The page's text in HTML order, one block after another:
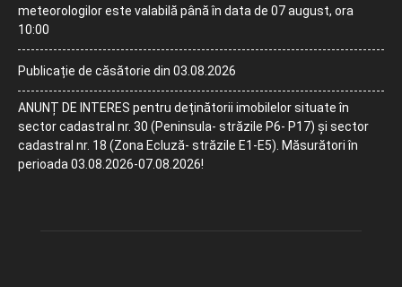
meteorologilor este valabilă până în data de 07 august, ora
10:00
Publicație de căsătorie din 03.08.2026
ANUNȚ DE INTERES pentru deținătorii imobilelor situate în
sector cadastral nr. 30 (Peninsula- străzile P6- P17) și sector
cadastral nr. 18 (Zona Ecluză- străzile E1-E5). Măsurători în
perioada 03.08.2026-07.08.2026!